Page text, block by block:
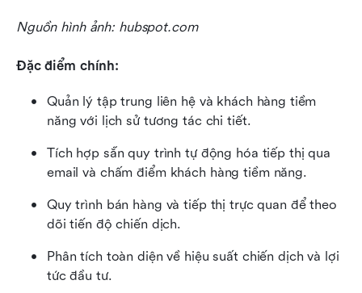
Nguồn hình ảnh: hubspot.com
Đặc điểm chính:
Quản lý tập trung liên hệ và khách hàng tiềm
năng với lịch sử tương tác chi tiết.
Tích hợp sẵn quy trình tự động hóa tiếp thị qua
email và chấm điểm khách hàng tiềm năng.
Quy trình bán hàng và tiếp thị trực quan để theo
dõi tiến độ chiến dịch.
Phân tích toàn diện về hiệu suất chiến dịch và lợi
tức đầu tư.